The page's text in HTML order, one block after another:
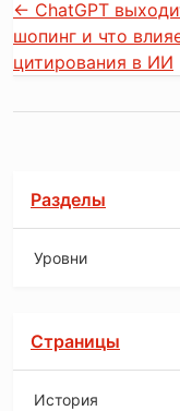
← ChatGPT
шопинг и что
цитирования в ИИ
Разделы
Уровни
Страницы
История